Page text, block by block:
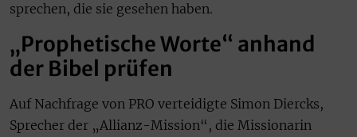
sprechen, die sie gesehen haben.
„Prophetische Worte“ anhand
der Bibel prüfen
Auf Nachfrage von PRO verteidigte Simon Diercks,
Sprecher der „Allianz-Mission“, die Missionarin